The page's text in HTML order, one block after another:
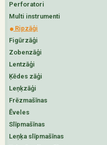
Perforatori
Multi instrumenti
Ripzāģi
Figūrzāģi
Zobenzāģi
Lentzāģi
Ķēdes zāģi
Leņķzāģi
Frēzmašīnas
Ēveles
Slīpmašīnas
Leņķa slīpmašīnas